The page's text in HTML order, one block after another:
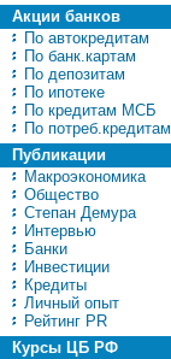
Акции банков
По автокредитам
По банк.картам
По депозитам
По ипотеке
По кредитам МСБ
По потреб.кредитам
Публикации
Макроэкономика
Общество
Степан Демура
Интервью
Банки
Инвестиции
Кредиты
Личный опыт
Рейтинг PR
Курсы ЦБ РФ